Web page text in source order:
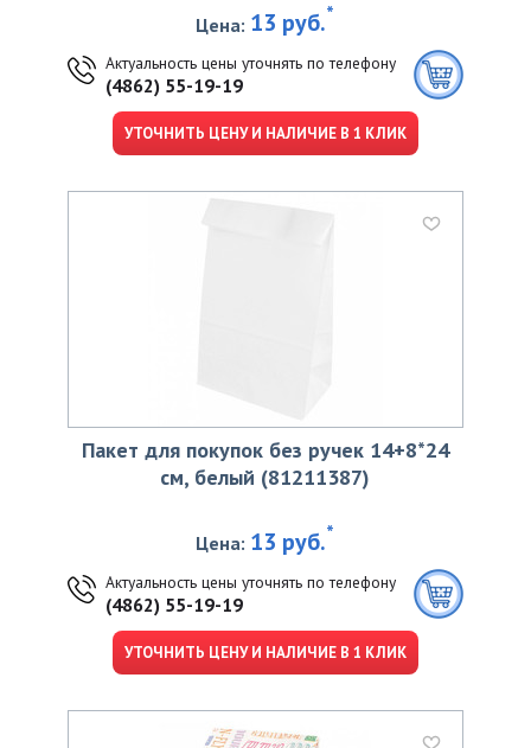
Цена: 13 руб.*
Актуальность цены уточнять по телефону
(4862) 55-19-19
УТОЧНИТЬ ЦЕНУ И НАЛИЧИЕ В 1 КЛИК
Пакет для покупок без ручек 14+8*24
см, белый (81211387)
Цена: 13 руб.*
Актуальность цены уточнять по телефону
(4862) 55-19-19
УТОЧНИТЬ ЦЕНУ И НАЛИЧИЕ В 1 КЛИК